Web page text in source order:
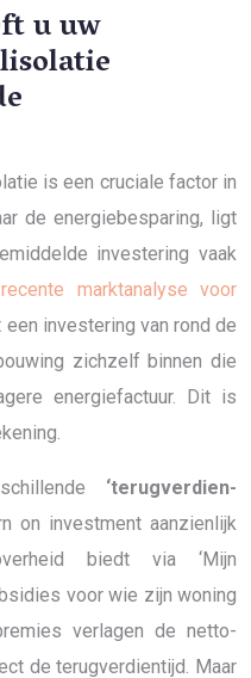
u uw
is een cruciale factor in
de energiebesparing, ligt
investering vaak
recente marktanalyse voor
een investering van rond de
zichzelf binnen die
energiefactuur. Dit is
‘terugverdien-
on investment aanzienlijk
biedt via ‘Mijn
voor wie zijn woning
verlagen de netto-
de terugverdientijd. Maar